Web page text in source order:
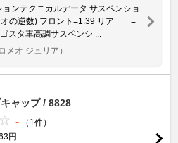
ンテクニカルデータ サスペンショ
オの逆数) フロント=1.39 リア =
スタ車高調サスペンシ ...
メオ ジュリア）
ャップ / 8828
-
（1件）
円